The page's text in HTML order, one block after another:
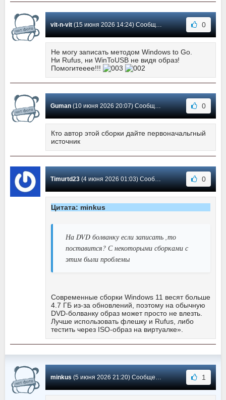
vit-n-vit(15 июня 2026 14:24) Сообщение #28 0
Не могу записать методом Windows to Go.
Ни Rufus, ни WinToUSB не видя образ!
Помогитееее!!!
Guman(10 июня 2026 20:07) Сообщение #27 0
Кто автор этой сборки дайте первоначальгный
источник
Timurtd23(4 июня 2026 01:03) Сообщение #26 0
Цитата: minkus
На DVD болванку если записать ,то
поставится? С некоторыми сборками с
этим были проблемы
Современные сборки Windows 11 весят больше
4.7 ГБ из-за обновлений, поэтому на обычную
DVD-болванку образ может просто не влезть.
Лучше использовать флешку и Rufus, либо
тестить через ISO-образ на виртуалке».
minkus(5 июня 2026 21:20) Сообщение #25 1